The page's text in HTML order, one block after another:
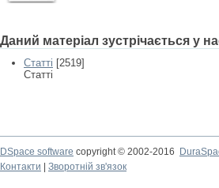
Даний матеріал зустрічається у
Статті [2519]
Статті
DSpace software copyright © 2002-2016
Контакти
Зворотній зв'язок